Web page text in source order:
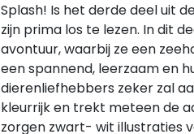
Splash! Is het derde deel uit
zijn prima los te lezen. In dit
avontuur, waarbij ze een
een spannend, leerzaam en
dierenliefhebbers zeker zal
kleurrijk en trekt meteen de
zorgen zwart- wit illustraties